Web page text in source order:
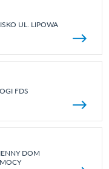
UL. LIPOWA
FDS
DOM